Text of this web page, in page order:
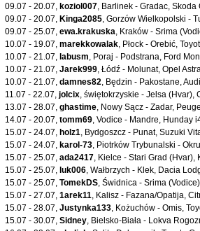
09.07 - 20.07,koziol007 , Barlinek - Gradac, Skoda
09.07 - 20.07,Kinga2085 , Gorzów Wielkopolski -
09.07 - 25.07,ewa.krakuska , Kraków - Srima
10.07 - 19.07,marekkowalak , Płock - Orebić,
10.07 - 21.07,labusm , Poraj - Podstrana, Ford
10.07 - 21.07,Jarek999 , Łódź - Molunat, Opel
10.07 - 21.07,damnes82 , Będzin - Pakostane,
11.07 - 22.07,jolcix , świętokrzyskie - Jelsa (Hvar),
13.07 - 28.07,ghastime , Nowy Sącz - Zadar,
14.07 - 20.07,tomm69 , Vodice - Mandre, Hunday
15.07 - 24.07,holz1 , Bydgoszcz - Punat, Suzuki
15.07 - 24.07,karol-73 , Piotrków Trybunalski -
15.07 - 25.07,ada2417 , Kielce - Stari Grad (Hvar),
15.07 - 25.07,luk006 , Wałbrzych - Klek, Dacia
15.07 - 25.07,TomekDS , Świdnica - Srima
15.07 - 27.07,1arek11 , Kalisz - Fazana/Opatija,
15.07 - 28.07,Justynka133 , Kożuchów - Omis,
15.07 - 30.07,Sidney , Bielsko-Biała - Lokva